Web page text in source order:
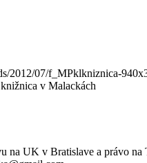
2012/07/f_MPklkniznica-
v Malackách
na UK v Bratislave a právo